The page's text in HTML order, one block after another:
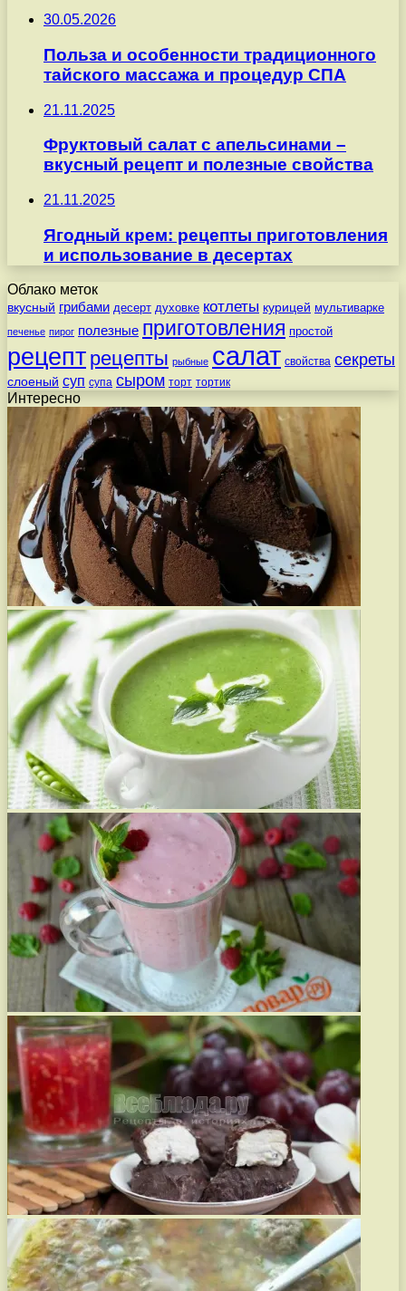
30.05.2026
Польза и особенности традиционного
тайского массажа и процедур СПА
21.11.2025
Фруктовый салат с апельсинами –
вкусный рецепт и полезные свойства
21.11.2025
Ягодный крем: рецепты приготовления
и использование в десертах
Облако меток
вкусный грибами десерт духовке котлеты курицей мультиварке
печенье пирог полезные приготовления простой
рецепт рецепты рыбные салат свойства секреты
слоеный суп супа сыром торт тортик
Интересно